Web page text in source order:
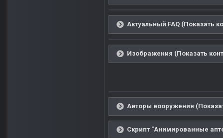
Актуальный FAQ (Показать
Изображения (Показать
Авторы вооружения
Скрипт "Анимированные